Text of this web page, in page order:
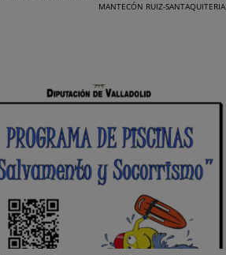
MANTECÓN RUIZ-SANTAQUITERIA